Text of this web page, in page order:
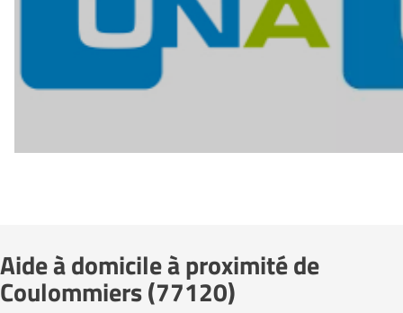
Aide à domicile à proximité de
Coulommiers (77120)